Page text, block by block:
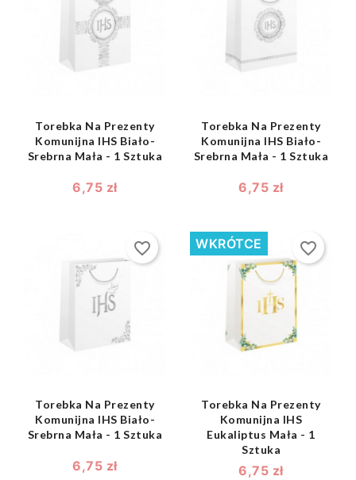
shopping_bag 
Torebka Na Prezenty
Komunijna IHS Biało-
Srebrna Mała - 1 Sztuka
6,75 zł

Torebka Na Prezenty
Komunijna IHS Biało-
Srebrna Mała - 1 Sztuka
6,75 zł

Torebka Na Prezenty
Komunijna IHS Biało-
Srebrna Mała - 1 Sztuka
6,75 zł
favorite_border
shopping_bag 
Torebka Na Prezenty
Komunijna IHS
Eukaliptus Mała - 1
Sztuka
6,75 zł
WKRÓTCE favorite_border